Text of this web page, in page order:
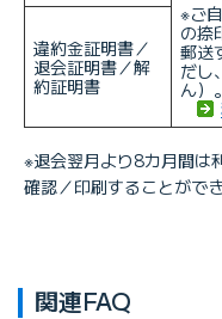
※ご
の捺
郵送
だし
ん）。
違約金証明書／
退会証明書／解
約証明書
※退会翌月より8カ月間は
確認／印刷することができ
関連FAQ